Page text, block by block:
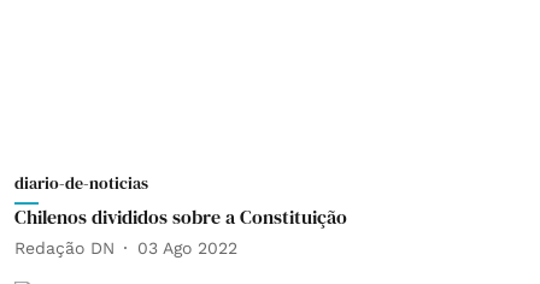
diario-de-noticias
Chilenos divididos sobre a Constituição
Redação DN 03 Ago 2022